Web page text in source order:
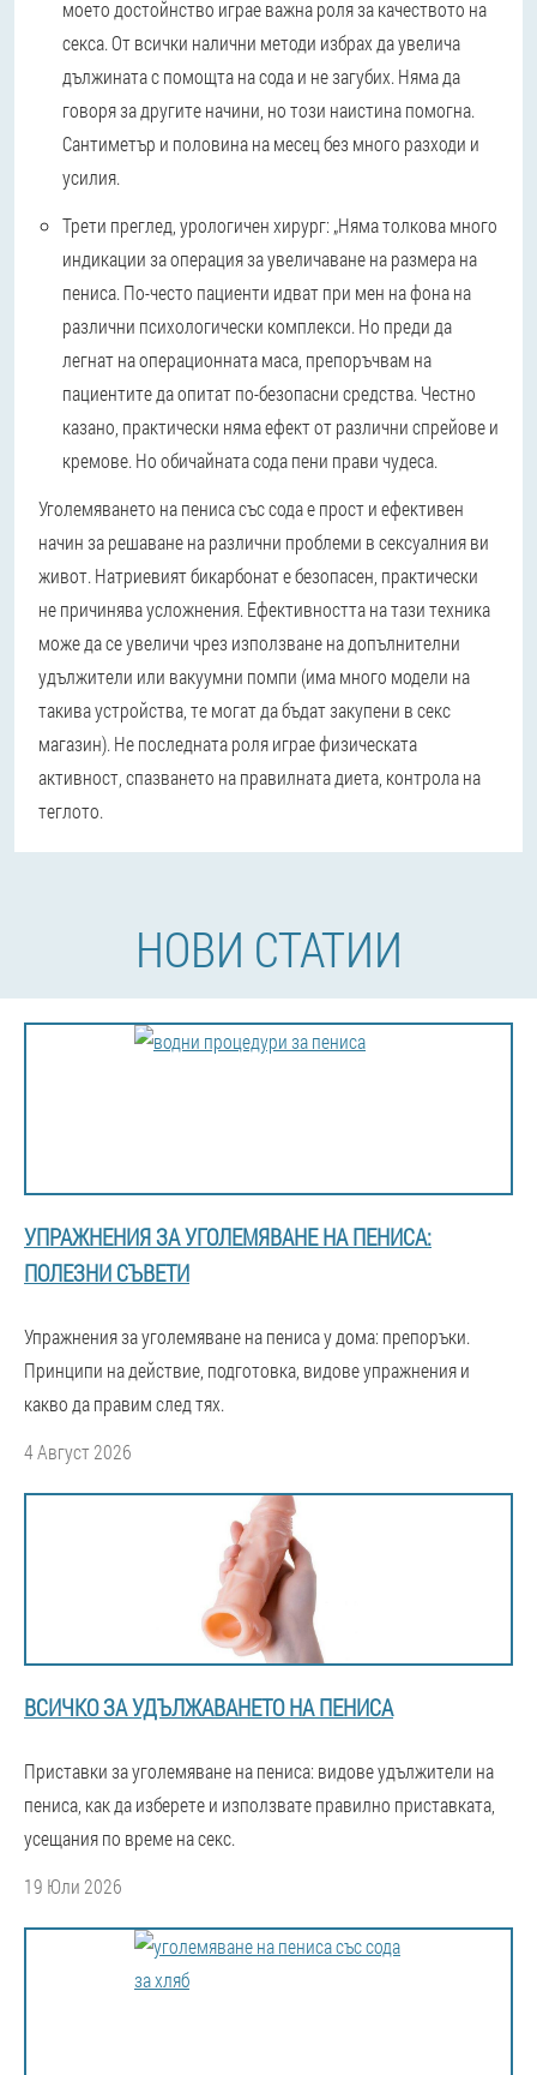
моето достойнство играе важна роля за качеството на
секса. От всички налични методи избрах да увелича
дължината с помощта на сода и не загубих. Няма да
говоря за другите начини, но този наистина помогна.
Сантиметър и половина на месец без много разходи и
усилия.
Трети преглед, урологичен хирург: „Няма толкова много
индикации за операция за увеличаване на размера на
пениса. По-често пациенти идват при мен на фона на
различни психологически комплекси. Но преди да
легнат на операционната маса, препоръчвам на
пациентите да опитат по-безопасни средства. Честно
казано, практически няма ефект от различни спрейове и
кремове. Но обичайната сода пени прави чудеса.
Уголемяването на пениса със сода е прост и ефективен
начин за решаване на различни проблеми в сексуалния ви
живот. Натриевият бикарбонат е безопасен, практически
не причинява усложнения. Ефективността на тази техника
може да се увеличи чрез използване на допълнителни
удължители или вакуумни помпи (има много модели на
такива устройства, те могат да бъдат закупени в секс
магазин). Не последната роля играе физическата
активност, спазването на правилната диета, контрола на
теглото.
НОВИ СТАТИИ
УПРАЖНЕНИЯ ЗА УГОЛЕМЯВАНЕ НА ПЕНИСА:
ПОЛЕЗНИ СЪВЕТИ
Упражнения за уголемяване на пениса у дома: препоръки.
Принципи на действие, подготовка, видове упражнения и
какво да правим след тях.
4 Август 2026
ВСИЧКО ЗА УДЪЛЖАВАНЕТО НА ПЕНИСА
Приставки за уголемяване на пениса: видове удължители на
пениса, как да изберете и използвате правилно приставката,
усещания по време на секс.
19 Юли 2026